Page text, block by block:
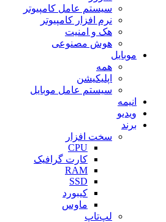
سیستم عامل کامپیوتر
نرم افزار کامپیوتر
هک و امنیت
هوش مصنوعی
موبایل
همه
اپلیکیشن
سیستم عامل موبایل
انیمه
ویدیو
برند
سخت افزار
CPU
کارت گرافیک
RAM
SSD
کیبورد
ماوس
لپ‌تاپ